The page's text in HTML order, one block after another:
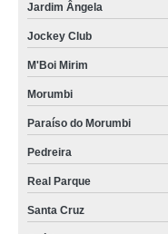
Jardim Ângela
Jockey Club
M'Boi Mirim
Morumbi
Paraíso do Morumbi
Pedreira
Real Parque
Santa Cruz